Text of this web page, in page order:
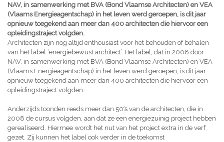
NAV, in samenwerking met BVA (Bond Vlaamse Architecten) en VEA
(Vlaams Energieagentschap) in het leven werd geroepen, is dit jaar
opnieuw toegekend aan meer dan 400 architecten die hiervoor een
opleidingstraject volgden.
Architecten zijn nog altijd enthousiast voor het behouden of behalen
van het label ‘energiebewust architect’. Het label, dat in 2008 door
NAV, in samenwerking met BVA (Bond Vlaamse Architecten) en VEA
(Vlaams Energieagentschap) in het leven werd geroepen, is dit jaar
opnieuw toegekend aan meer dan 400 architecten die hiervoor een
opleidingstraject volgden.
Anderzijds toonden reeds meer dan 50% van de architecten, die in
2008 de cursus volgden, aan dat ze een energiezuinig project hebben
gerealiseerd. Hiermee wordt het nut van het project extra in de verf
gezet. Zij kunnen het label ook verder in de toekomst